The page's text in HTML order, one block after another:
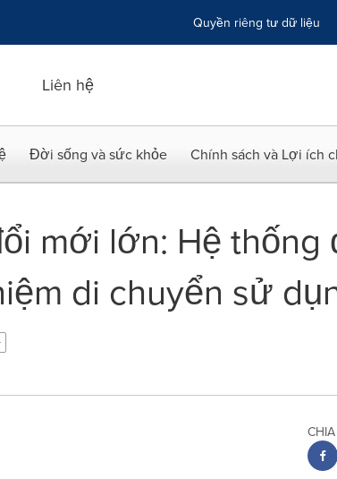
Quyền riêng tư dữ liệu
Liên hệ
Đời sống và sức khỏe Chính sách và Lợi ích
mới lớn: Hệ thống
di chuyển sử